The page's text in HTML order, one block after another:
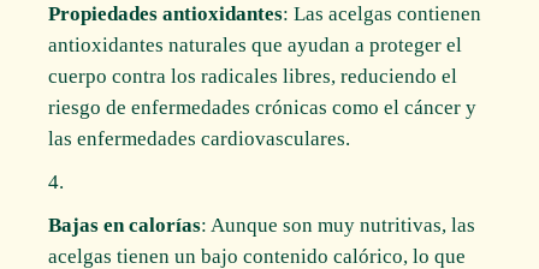
Propiedades antioxidantes: Las acelgas contienen
antioxidantes naturales que ayudan a proteger el
cuerpo contra los radicales libres, reduciendo el
riesgo de enfermedades crónicas como el cáncer y
las enfermedades cardiovasculares.
Bajas en calorías: Aunque son muy nutritivas, las
acelgas tienen un bajo contenido calórico, lo que